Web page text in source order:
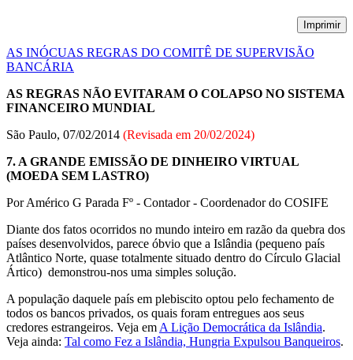
Imprimir
AS INÓCUAS REGRAS DO COMITÊ DE SUPERVISÃO
BANCÁRIA
AS REGRAS NÃO EVITARAM O COLAPSO NO SISTEMA
FINANCEIRO MUNDIAL
São Paulo, 07/02/2014 (Revisada em 20/02/2024)
7. A GRANDE EMISSÃO DE DINHEIRO VIRTUAL
(MOEDA SEM LASTRO)
Por Américo G Parada Fº - Contador - Coordenador do COSIFE
Diante dos fatos ocorridos no mundo inteiro em razão da quebra dos
países desenvolvidos, parece óbvio que a Islândia (pequeno país
Atlântico Norte, quase totalmente situado dentro do Círculo Glacial
Ártico) demonstrou-nos uma simples solução.
A população daquele país em plebiscito optou pelo fechamento de
todos os bancos privados, os quais foram entregues aos seus
credores estrangeiros. Veja em A Lição Democrática da Islândia.
Veja ainda: Tal como Fez a Islândia, Hungria Expulsou Banqueiros.